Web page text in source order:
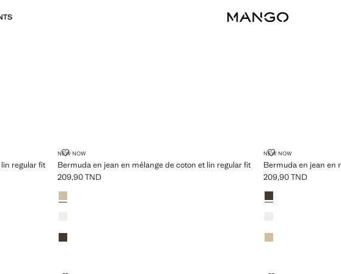
regular fit
ET LIN REGULAR FIT
NEW NOW
Bermuda en jean en mélange de coton et lin regular fit
BERMUDA EN JEAN EN MÉLANGE DE COTON ET LIN REGULAR FIT
Prix actuel [209,90 TND ]
209,90 TND
Couleurs
Beige
Marron
NEW NOW
Bermuda en jean en
BERMUDA EN
Prix actuel [209,90
209,90 TND
Couleurs
Marron
Beige